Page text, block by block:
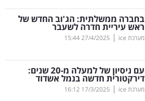
בחברה ממשלתית: הג'וב החדש של
ראש עיריית חדרה לשעבר
מערכת ice |
27/4/2025
15:44
עם ניסיון של למעלה מ-20 שנים:
דירקטורית חדשה בנמל אשדוד
מערכת ice |
17/3/2025
16:12